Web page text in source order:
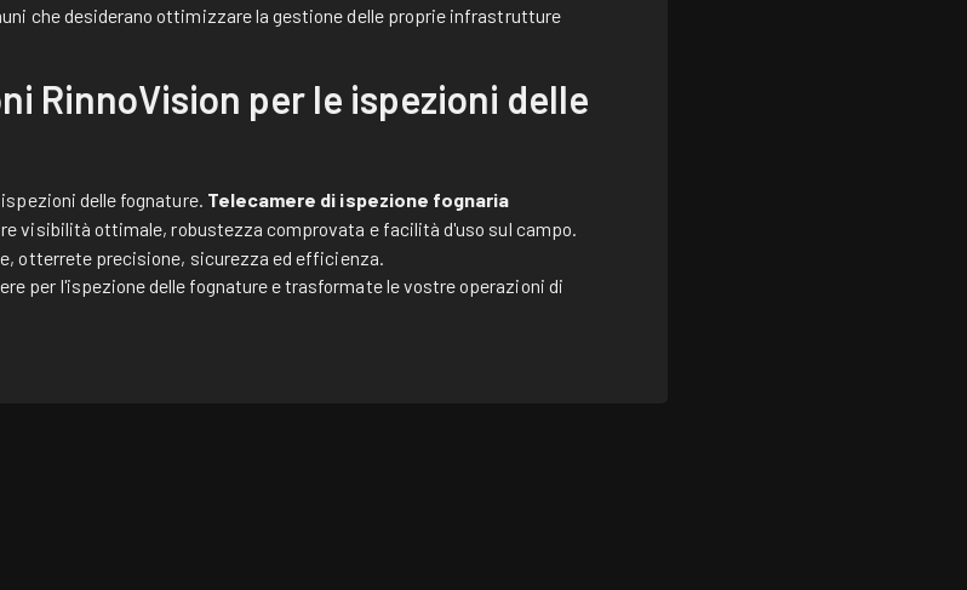
che desiderano ottimizzare la gestione delle proprie infrastrutture
RinnoVision per le ispezioni delle
delle fognature. Telecamere di ispezione fognaria
visibilità ottimale, robustezza comprovata e facilità d'uso sul campo.
otterrete precisione, sicurezza ed efficienza.
per l'ispezione delle fognature e trasformate le vostre operazioni di